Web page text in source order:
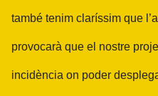
també tenim claríssim que
provocarà que el nostre
incidència on poder